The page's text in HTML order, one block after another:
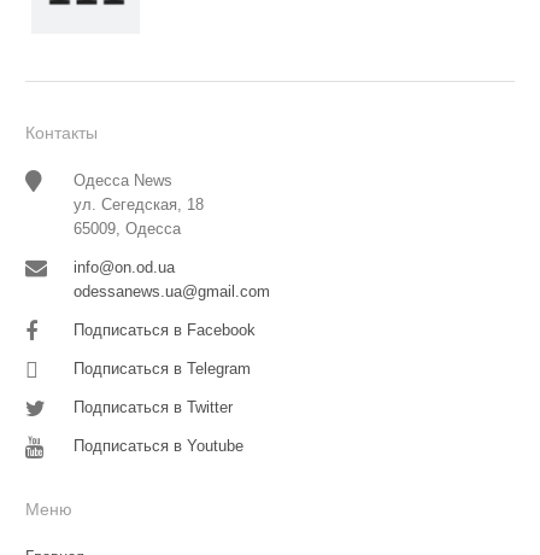
Контакты
Одесса News
ул. Сегедская, 18
65009, Одесса
info@on.od.ua
odessanews.ua@gmail.com
Подписаться в Facebook
Подписаться в Telegram
Подписаться в Twitter
Подписаться в Youtube
Меню